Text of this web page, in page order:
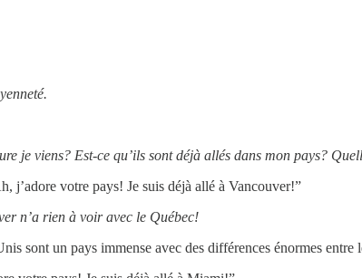
je viens? Est-ce qu’ils sont déjà allés dans mon pays?
j’adore votre pays! Je suis déjà allé à Vancouver!”
n’a rien à voir avec le Québec!
sont un pays immense avec des différences énormes entre